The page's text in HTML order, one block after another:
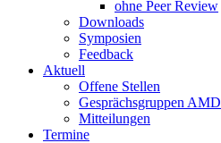
ohne Peer Review
Downloads
Symposien
Feedback
Aktuell
Offene Stellen
Gesprächsgruppen AMD
Mitteilungen
Termine